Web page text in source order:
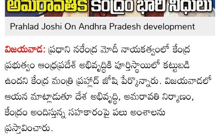
Prahlad Joshi On Andhra Pradesh development
విజయవాడ:ప్రధాని నరేంద్ర మోదీ నాయకత్వంలో కేంద్ర
ప్రభుత్వం ఆంధ్రప్రదేశ్ అభివృద్ధికి పూర్తిస్థాయిలో కట్టుబడి
ఉందని కేంద్ర మంత్రి ప్రహ్లాద్ జోషి పేర్కొన్నారు. విజయవాడలో
ఆయన మాట్లాడుతూ దేశ అభివృద్ధి, అమరావతి నిర్మాణం,
కేంద్రం అందిస్తున్న సహకారంపై పలు అంశాలను
ప్రస్తావించారు.